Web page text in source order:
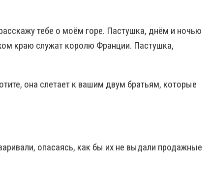
тебе о моём горе. Пастушка, днём и ночью
краю служат королю Франции. Пастушка,
она слетает к вашим двум братьям, которые
опасаясь, как бы их не выдали продажные